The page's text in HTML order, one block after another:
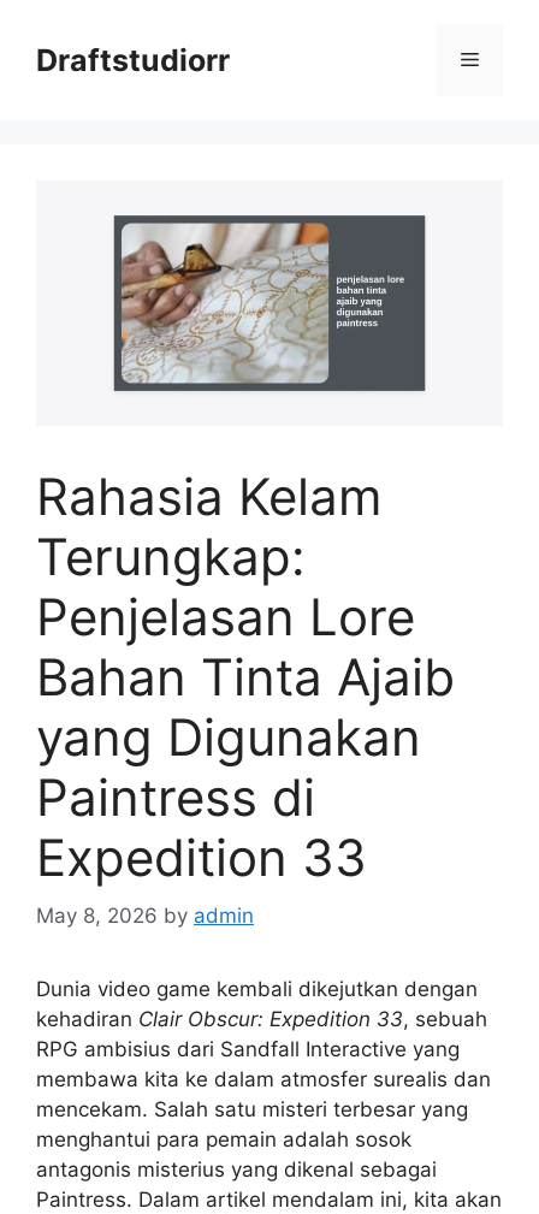
contentDraftstudiorr Menu
Rahasia Kelam
Terungkap:
Penjelasan Lore
Bahan Tinta Ajaib
yang Digunakan
Paintress di
Expedition 33
May 8, 2026 by admin
Dunia video game kembali dikejutkan dengan
kehadiran Clair Obscur: Expedition 33, sebuah
RPG ambisius dari Sandfall Interactive yang
membawa kita ke dalam atmosfer surealis dan
mencekam. Salah satu misteri terbesar yang
menghantui para pemain adalah sosok
antagonis misterius yang dikenal sebagai
Paintress. Dalam artikel mendalam ini, kita akan